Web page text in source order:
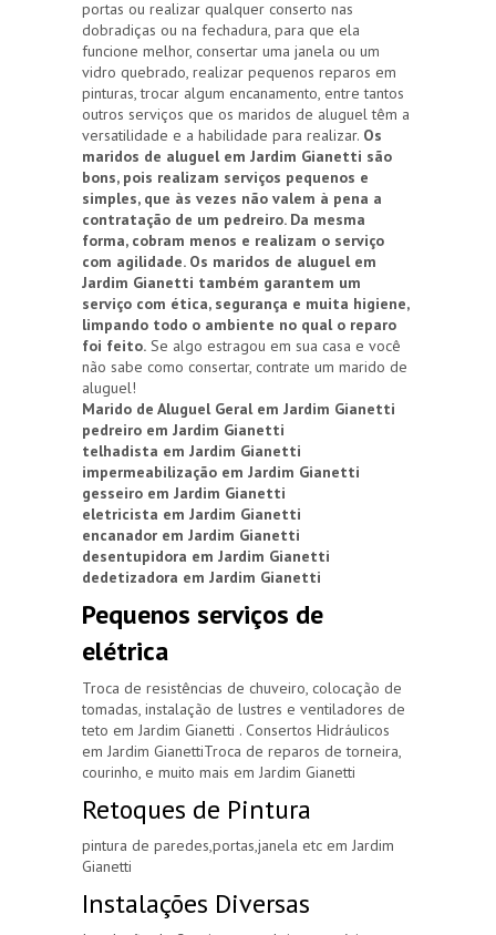
portas ou realizar qualquer conserto nas
dobradiças ou na fechadura, para que ela
funcione melhor, consertar uma janela ou um
vidro quebrado, realizar pequenos reparos em
pinturas, trocar algum encanamento, entre tantos
outros serviços que os maridos de aluguel têm a
versatilidade e a habilidade para realizar. Os
maridos de aluguel em Jardim Gianetti são
bons, pois realizam serviços pequenos e
simples, que às vezes não valem à pena a
contratação de um pedreiro. Da mesma
forma, cobram menos e realizam o serviço
com agilidade. Os maridos de aluguel em
Jardim Gianetti também garantem um
serviço com ética, segurança e muita higiene,
limpando todo o ambiente no qual o reparo
foi feito. Se algo estragou em sua casa e você
não sabe como consertar, contrate um marido de
aluguel!
Marido de Aluguel Geral em Jardim Gianetti
pedreiro em Jardim Gianetti
telhadista em Jardim Gianetti
impermeabilização em Jardim Gianetti
gesseiro em Jardim Gianetti
eletricista em Jardim Gianetti
encanador em Jardim Gianetti
desentupidora em Jardim Gianetti
dedetizadora em Jardim Gianetti
Pequenos serviços de
elétrica
Troca de resistências de chuveiro, colocação de
tomadas, instalação de lustres e ventiladores de
teto em Jardim Gianetti . Consertos Hidráulicos
em Jardim GianettiTroca de reparos de torneira,
courinho, e muito mais em Jardim Gianetti
Retoques de Pintura
pintura de paredes,portas,janela etc em Jardim
Gianetti
Instalações Diversas